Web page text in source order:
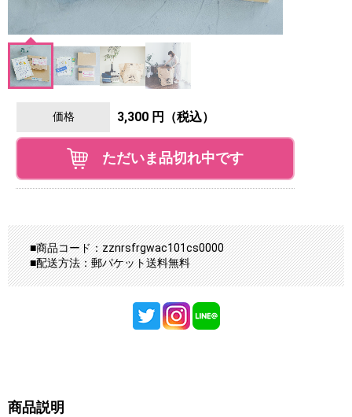
価格 3,300 円（税込）
ただいま品切れ中です
■商品コード：zznrsfrgwac101cs0000
■配送方法：郵パケット送料無料
商品説明